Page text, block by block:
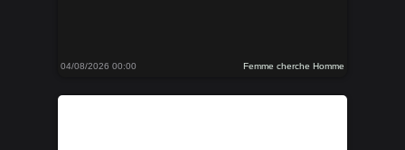
04/08/2026 00:00 Femme cherche Homme